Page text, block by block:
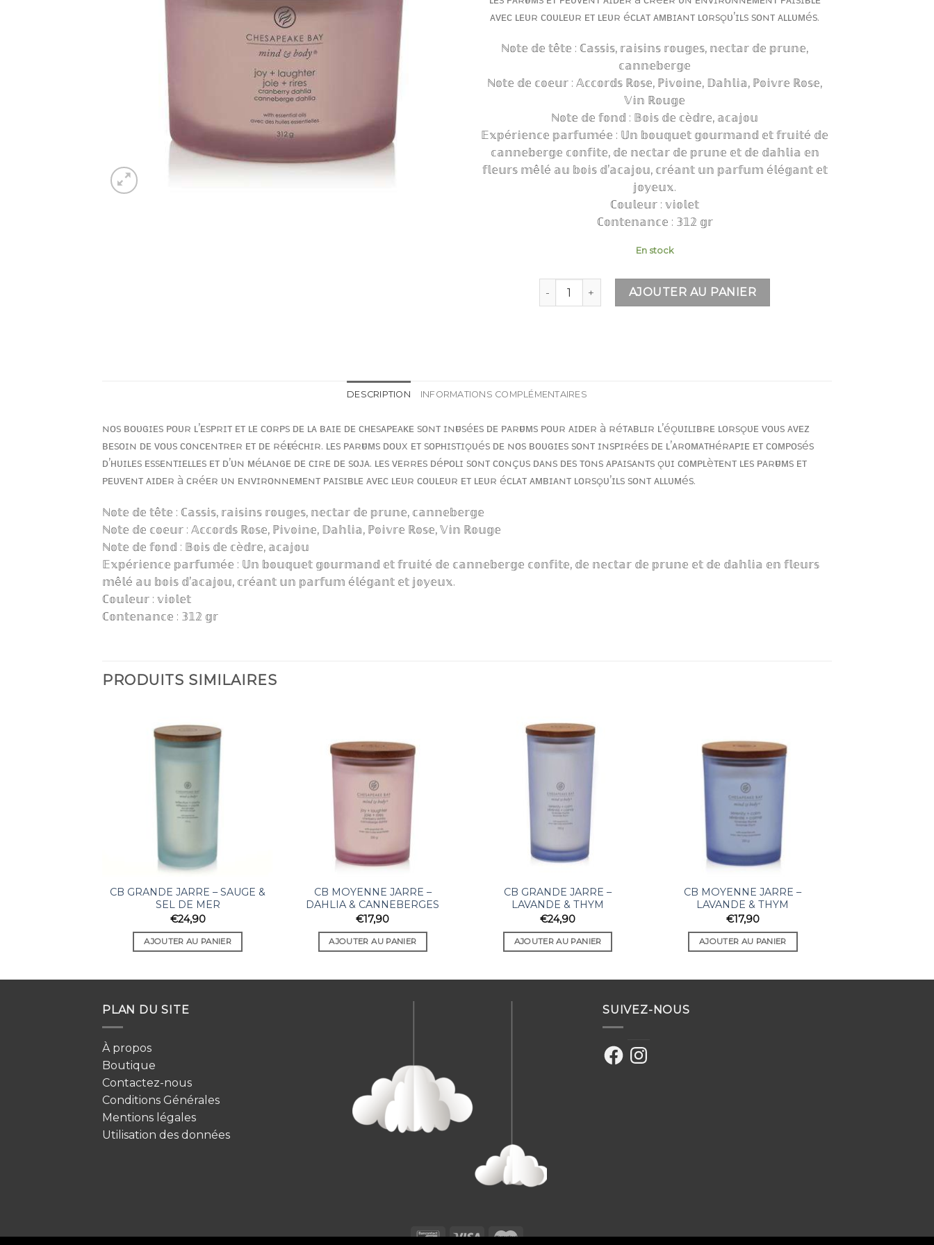
ᴀᴠᴇᴄ ʟᴇᴜʀ ᴄᴏᴜʟᴇᴜʀ ᴇᴛ ʟᴇᴜʀ éᴄʟᴀᴛ ᴀᴍʙɪᴀɴᴛ ʟᴏʀsǫᴜ’ɪʟs sᴏɴᴛ ᴀʟʟᴜᴍés.
ℕ𝕠𝕥𝕖 𝕕𝕖 𝕥ê𝕥𝕖 : ℂ𝕒𝕤𝕤𝕚𝕤, 𝕣𝕒𝕚𝕤𝕚𝕟𝕤 𝕣𝕠𝕦𝕘𝕖𝕤, 𝕟𝕖𝕔𝕥𝕒𝕣 𝕕𝕖 𝕡𝕣𝕦𝕟𝕖,
𝕔𝕒𝕟𝕟𝕖𝕓𝕖𝕣𝕘𝕖
ℕ𝕠𝕥𝕖 𝕕𝕖 𝕔𝕠𝕖𝕦𝕣 : 𝔸𝕔𝕔𝕠𝕣𝕕𝕤 ℝ𝕠𝕤𝕖, ℙ𝕚𝕧𝕠𝕚𝕟𝕖, 𝔻𝕒𝕙𝕝𝕚𝕒, ℙ𝕠𝕚𝕧𝕣𝕖 ℝ𝕠𝕤𝕖,
𝕍𝕚𝕟 ℝ𝕠𝕦𝕘𝕖
ℕ𝕠𝕥𝕖 𝕕𝕖 𝕗𝕠𝕟𝕕 : 𝔹𝕠𝕚𝕤 𝕕𝕖 𝕔è𝕕𝕣𝕖, 𝕒𝕔𝕒𝕛𝕠𝕦
𝔼𝕩𝕡é𝕣𝕚𝕖𝕟𝕔𝕖 𝕡𝕒𝕣𝕗𝕦𝕞é𝕖 : 𝕌𝕟 𝕓𝕠𝕦𝕢𝕦𝕖𝕥 𝕘𝕠𝕦𝕣𝕞𝕒𝕟𝕕 𝕖𝕥 𝕗𝕣𝕦𝕚𝕥é 𝕕𝕖
𝕔𝕒𝕟𝕟𝕖𝕓𝕖𝕣𝕘𝕖 𝕔𝕠𝕟𝕗𝕚𝕥𝕖, 𝕕𝕖 𝕟𝕖𝕔𝕥𝕒𝕣 𝕕𝕖 𝕡𝕣𝕦𝕟𝕖 𝕖𝕥 𝕕𝕖 𝕕𝕒𝕙𝕝𝕚𝕒 𝕖𝕟
𝕗𝕝𝕖𝕦𝕣𝕤 𝕞ê𝕝é 𝕒𝕦 𝕓𝕠𝕚𝕤 𝕕’𝕒𝕔𝕒𝕛𝕠𝕦, 𝕔𝕣é𝕒𝕟𝕥 𝕦𝕟 𝕡𝕒𝕣𝕗𝕦𝕞 é𝕝é𝕘𝕒𝕟𝕥 𝕖𝕥
𝕛𝕠𝕪𝕖𝕦𝕩.
ℂ𝕠𝕦𝕝𝕖𝕦𝕣 : 𝕧𝕚𝕠𝕝𝕖𝕥
ℂ𝕠𝕟𝕥𝕖𝕟𝕒𝕟𝕔𝕖 : 𝟛𝟙𝟚 𝕘𝕣
En stock
quantité de CB 3 MÈCHES JARRE - DAHLIA & CANNEBERGES
AJOUTER AU PANIER
DESCRIPTION INFORMATIONS COMPLÉMENTAIRES
ɴᴏs ʙᴏᴜɢɪᴇs ᴘᴏᴜʀ ʟ’ᴇsᴘʀɪᴛ ᴇᴛ ʟᴇ ᴄᴏʀᴘs ᴅᴇ ʟᴀ ʙᴀɪᴇ ᴅᴇ ᴄʜᴇsᴀᴘᴇᴀᴋᴇ sᴏɴᴛ ɪɴғᴜséᴇs ᴅᴇ ᴘᴀʀғᴜᴍs ᴘᴏᴜʀ ᴀɪᴅᴇʀ à ʀéᴛᴀʙʟɪʀ ʟ’éǫᴜɪʟɪʙʀᴇ ʟᴏʀsǫᴜᴇ ᴠᴏᴜs ᴀᴠᴇᴢ
ʙᴇsᴏɪɴ ᴅᴇ ᴠᴏᴜs ᴄᴏɴᴄᴇɴᴛʀᴇʀ ᴇᴛ ᴅᴇ ʀéғʟéᴄʜɪʀ. ʟᴇs ᴘᴀʀғᴜᴍs ᴅᴏᴜx ᴇᴛ sᴏᴘʜɪsᴛɪǫᴜés ᴅᴇ ɴᴏs ʙᴏᴜɢɪᴇs sᴏɴᴛ ɪɴsᴘɪʀéᴇs ᴅᴇ ʟ’ᴀʀᴏᴍᴀᴛʜéʀᴀᴘɪᴇ ᴇᴛ ᴄᴏᴍᴘᴏsés
ᴅ’ʜᴜɪʟᴇs ᴇssᴇɴᴛɪᴇʟʟᴇs ᴇᴛ ᴅ’ᴜɴ ᴍéʟᴀɴɢᴇ ᴅᴇ ᴄɪʀᴇ ᴅᴇ sᴏᴊᴀ. ʟᴇs ᴠᴇʀʀᴇs ᴅéᴘᴏʟɪ sᴏɴᴛ ᴄᴏɴçᴜs ᴅᴀɴs ᴅᴇs ᴛᴏɴs ᴀᴘᴀɪsᴀɴᴛs ǫᴜɪ ᴄᴏᴍᴘʟèᴛᴇɴᴛ ʟᴇs ᴘᴀʀғᴜᴍs ᴇᴛ
ᴘᴇᴜᴠᴇɴᴛ ᴀɪᴅᴇʀ à ᴄʀéᴇʀ ᴜɴ ᴇɴᴠɪʀᴏɴɴᴇᴍᴇɴᴛ ᴘᴀɪsɪʙʟᴇ ᴀᴠᴇᴄ ʟᴇᴜʀ ᴄᴏᴜʟᴇᴜʀ ᴇᴛ ʟᴇᴜʀ éᴄʟᴀᴛ ᴀᴍʙɪᴀɴᴛ ʟᴏʀsǫᴜ’ɪʟs sᴏɴᴛ ᴀʟʟᴜᴍés.
ℕ𝕠𝕥𝕖 𝕕𝕖 𝕥ê𝕥𝕖 : ℂ𝕒𝕤𝕤𝕚𝕤, 𝕣𝕒𝕚𝕤𝕚𝕟𝕤 𝕣𝕠𝕦𝕘𝕖𝕤, 𝕟𝕖𝕔𝕥𝕒𝕣 𝕕𝕖 𝕡𝕣𝕦𝕟𝕖, 𝕔𝕒𝕟𝕟𝕖𝕓𝕖𝕣𝕘𝕖
ℕ𝕠𝕥𝕖 𝕕𝕖 𝕔𝕠𝕖𝕦𝕣 : 𝔸𝕔𝕔𝕠𝕣𝕕𝕤 ℝ𝕠𝕤𝕖, ℙ𝕚𝕧𝕠𝕚𝕟𝕖, 𝔻𝕒𝕙𝕝𝕚𝕒, ℙ𝕠𝕚𝕧𝕣𝕖 ℝ𝕠𝕤𝕖, 𝕍𝕚𝕟 ℝ𝕠𝕦𝕘𝕖
ℕ𝕠𝕥𝕖 𝕕𝕖 𝕗𝕠𝕟𝕕 : 𝔹𝕠𝕚𝕤 𝕕𝕖 𝕔è𝕕𝕣𝕖, 𝕒𝕔𝕒𝕛𝕠𝕦
𝔼𝕩𝕡é𝕣𝕚𝕖𝕟𝕔𝕖 𝕡𝕒𝕣𝕗𝕦𝕞é𝕖 : 𝕌𝕟 𝕓𝕠𝕦𝕢𝕦𝕖𝕥 𝕘𝕠𝕦𝕣𝕞𝕒𝕟𝕕 𝕖𝕥 𝕗𝕣𝕦𝕚𝕥é 𝕕𝕖 𝕔𝕒𝕟𝕟𝕖𝕓𝕖𝕣𝕘𝕖 𝕔𝕠𝕟𝕗𝕚𝕥𝕖, 𝕕𝕖 𝕟𝕖𝕔𝕥𝕒𝕣 𝕕𝕖 𝕡𝕣𝕦𝕟𝕖 𝕖𝕥 𝕕𝕖 𝕕𝕒𝕙𝕝𝕚𝕒 𝕖𝕟 𝕗𝕝𝕖𝕦𝕣𝕤
𝕞ê𝕝é 𝕒𝕦 𝕓𝕠𝕚𝕤 𝕕’𝕒𝕔𝕒𝕛𝕠𝕦, 𝕔𝕣é𝕒𝕟𝕥 𝕦𝕟 𝕡𝕒𝕣𝕗𝕦𝕞 é𝕝é𝕘𝕒𝕟𝕥 𝕖𝕥 𝕛𝕠𝕪𝕖𝕦𝕩.
ℂ𝕠𝕦𝕝𝕖𝕦𝕣 : 𝕧𝕚𝕠𝕝𝕖𝕥
ℂ𝕠𝕟𝕥𝕖𝕟𝕒𝕟𝕔𝕖 : 𝟛𝟙𝟚 𝕘𝕣
PRODUITS SIMILAIRES
CB GRANDE JARRE – SAUGE &
SEL DE MER
€24,90
AJOUTER AU PANIER
CB MOYENNE JARRE –
DAHLIA & CANNEBERGES
€17,90
AJOUTER AU PANIER
CB GRANDE JARRE –
LAVANDE & THYM
€24,90
AJOUTER AU PANIER
CB MOYENNE JARRE –
LAVANDE & THYM
€17,90
AJOUTER AU PANIER
PLAN DU SITE
À propos
Boutique
Contactez-nous
Conditions Générales
Mentions légales
Utilisation des données
SUIVEZ-NOUS
FacebookInstagram